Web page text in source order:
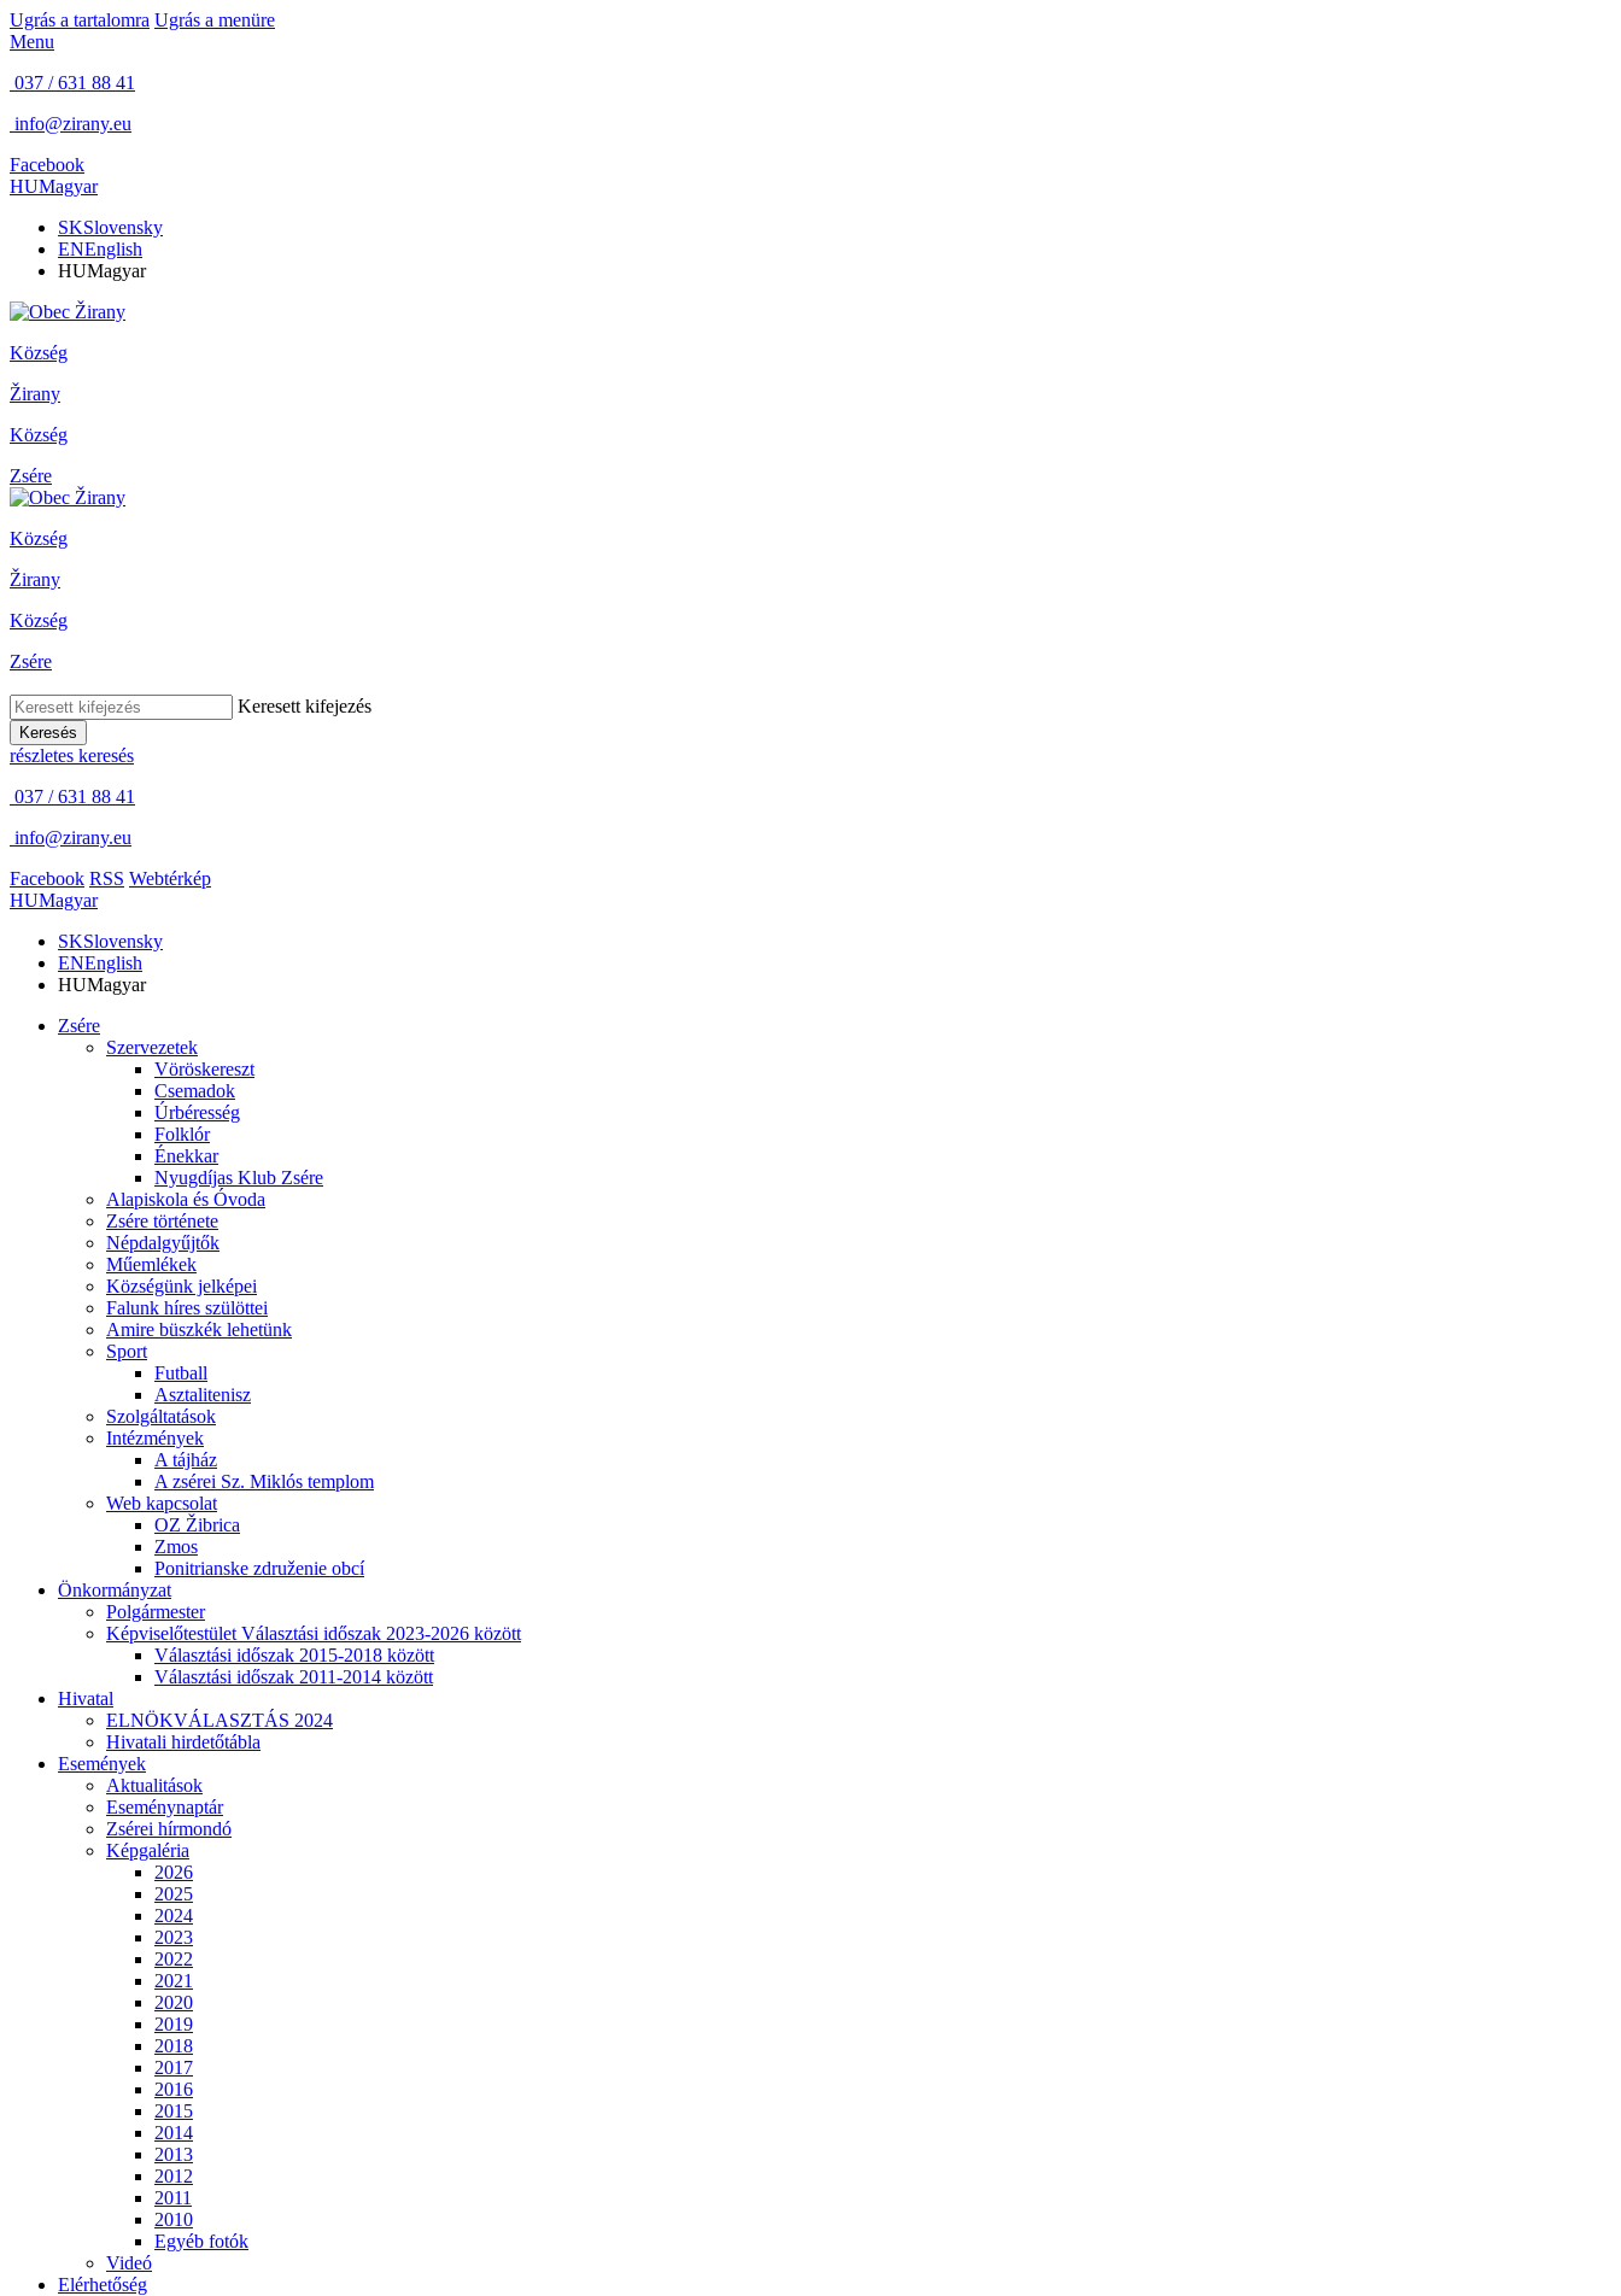
Ugrás a tartalomra Ugrás a menüre
Menu
037 / 631 88 41
info@zirany.eu
Facebook
HUMagyar
SKSlovensky
ENEnglish
HUMagyar
Község
Žirany
Község
Zsére
Község
Žirany
Község
Zsére
Keresett kifejezés
Keresés
részletes keresés
037 / 631 88 41
info@zirany.eu
Facebook RSS Webtérkép
HUMagyar
SKSlovensky
ENEnglish
HUMagyar
Zsére
Szervezetek
Vöröskereszt
Csemadok
Úrbéresség
Folklór
Énekkar
Nyugdíjas Klub Zsére
Alapiskola és Óvoda
Zsére története
Népdalgyűjtők
Műemlékek
Községünk jelképei
Falunk híres szülöttei
Amire büszkék lehetünk
Sport
Futball
Asztalitenisz
Szolgáltatások
Intézmények
A tájház
A zsérei Sz. Miklós templom
Web kapcsolat
OZ Žibrica
Zmos
Ponitrianske združenie obcí
Önkormányzat
Polgármester
Képviselőtestület Választási időszak 2023-2026 között
Választási időszak 2015-2018 között
Választási időszak 2011-2014 között
Hivatal
ELNÖKVÁLASZTÁS 2024
Hivatali hirdetőtábla
Események
Aktualitások
Eseménynaptár
Zsérei hírmondó
Képgaléria
2026
2025
2024
2023
2022
2021
2020
2019
2018
2017
2016
2015
2014
2013
2012
2011
2010
Egyéb fotók
Videó
Elérhetőség